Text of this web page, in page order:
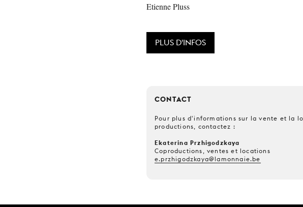
Etienne Pluss
PLUS D'INFOS
CONTACT
Pour plus d'informations sur la vente et la
productions, contactez :
Ekaterina Przhigodzkaya
Coproductions, ventes et locations
e.przhigodzkaya@lamonnaie.be